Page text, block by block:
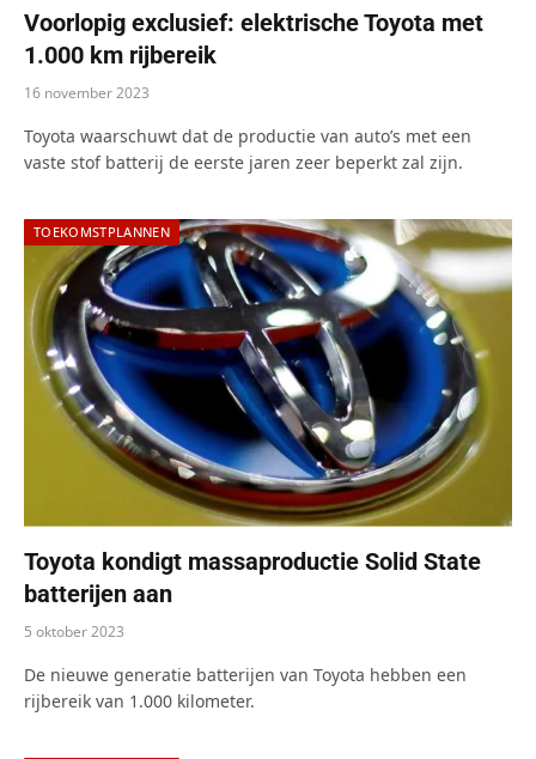
Voorlopig exclusief: elektrische Toyota met
1.000 km rijbereik
16 november 2023
Toyota waarschuwt dat de productie van auto’s met een
vaste stof batterij de eerste jaren zeer beperkt zal zijn.
TOEKOMSTPLANNEN
Toyota kondigt massaproductie Solid State
batterijen aan
5 oktober 2023
De nieuwe generatie batterijen van Toyota hebben een
rijbereik van 1.000 kilometer.